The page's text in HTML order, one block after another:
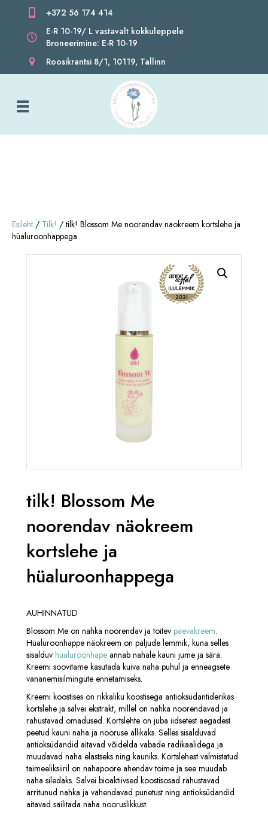
+372 56 174 414
E-R 10-19/ L vastavalt kokkuleppele
Broneerimine: E-R 10-19
Roosikrantsi 8/1, 10119, Tallinn
Esileht / Tilk! / tilk! Blossom Me noorendav näokreem kortslehe ja
hüaluroonhappega
tilk! Blossom Me
noorendav näokreem
kortslehe ja
hüaluroonhappega
AUHINNATUD
Blossom Me on nahka noorendav ja toitev päevakreem.
Hüaluroonhappe näokreem on paljude lemmik, kuna selles
sisalduv hüaluroonhape annab nahale kauni jume ja sära.
Kreemi soovitame kasutada kuiva naha puhul ja enneagsete
vananemisilmingute ennetamiseks.
Kreemi koostises on rikkaliku koostisega antioksüdantiderikas
kortslehe ja salvei ekstrakt, millel on nahka noorendavad ja
rahustavad omadused. Kortslehte on juba iidsetest aegadest
peetud kauni naha ja nooruse allikaks. Selles sisalduvad
antioksüdandid aitavad võidelda vabade radikaalidega ja
muudavad naha elastseks ning kauniks. Kortslehest valmistatud
taimeeliksiiril on nahapoore ahendav toime ja see muudab
naha siledaks. Salvei bioaktiivsed koostisosad rahustavad
ärritunud nahka ja vähendavad punetust ning antioksüdandid
aitavad säilitada naha nooruslikkust.